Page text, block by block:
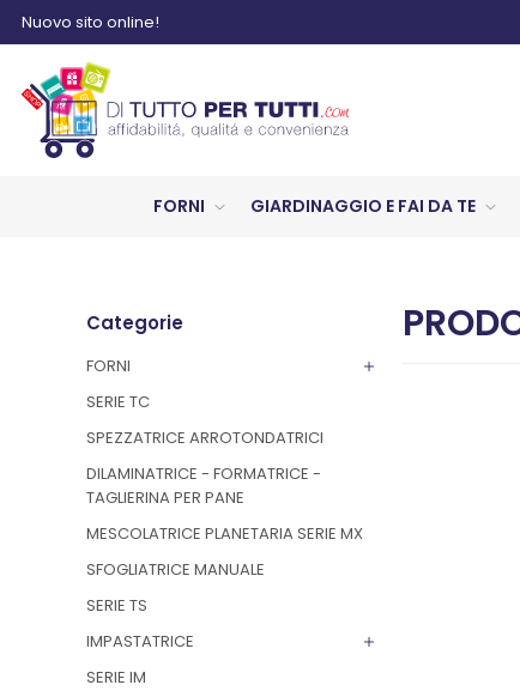
Nuovo sito online!
FORNI GIARDINAGGIO E FAI DA TE
Categorie
FORNI
SERIE TC
SPEZZATRICE ARROTONDATRICI
DILAMINATRICE - FORMATRICE -
TAGLIERINA PER PANE
MESCOLATRICE PLANETARIA SERIE MX
SFOGLIATRICE MANUALE
SERIE TS
IMPASTATRICE
SERIE IM